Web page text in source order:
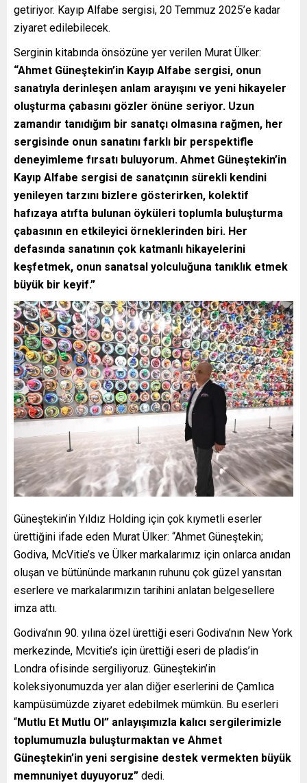
getiriyor. Kayıp Alfabe sergisi, 20 Temmuz 2025’e kadar
ziyaret edilebilecek.
Serginin kitabında önsözüne yer verilen Murat Ülker:
“Ahmet Güneştekin’in Kayıp Alfabe sergisi, onun
sanatıyla derinleşen anlam arayışını ve yeni hikayeler
oluşturma çabasını gözler önüne seriyor. Uzun
zamandır tanıdığım bir sanatçı olmasına rağmen, her
sergisinde onun sanatını farklı bir perspektifle
deneyimleme fırsatı buluyorum. Ahmet Güneştekin’in
Kayıp Alfabe sergisi de sanatçının sürekli kendini
yenileyen tarzını bizlere gösterirken, kolektif
hafızaya atıfta bulunan öyküleri toplumla buluşturma
çabasının en etkileyici örneklerinden biri. Her
defasında sanatının çok katmanlı hikayelerini
keşfetmek, onun sanatsal yolculuğuna tanıklık etmek
büyük bir keyif.”
Güneştekin’in Yıldız Holding için çok kıymetli eserler
ürettiğini ifade eden Murat Ülker: “Ahmet Güneştekin;
Godiva, McVitie’s ve Ülker markalarımız için onlarca anıdan
oluşan ve bütününde markanın ruhunu çok güzel yansıtan
eserlere ve markalarımızın tarihini anlatan belgesellere
imza attı.
Godiva’nın 90. yılına özel ürettiği eseri Godiva’nın New York
merkezinde, Mcvitie’s için ürettiği eseri de pladis’in
Londra ofisinde sergiliyoruz. Güneştekin’in
koleksiyonumuzda yer alan diğer eserlerini de Çamlıca
kampüsümüzde ziyaret edebilmek mümkün. Bu eserleri
“Mutlu Et Mutlu Ol” anlayışımızla kalıcı sergilerimizle
toplumumuzla buluşturmaktan ve Ahmet
Güneştekin’in yeni sergisine destek vermekten büyük
memnuniyet duyuyoruz” dedi.